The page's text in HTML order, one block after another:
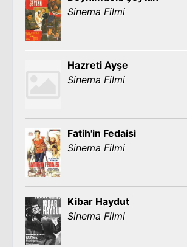
Sinema Filmi
Hazreti Ayşe
Sinema Filmi
Fatih'in Fedaisi
Sinema Filmi
Kibar Haydut
Sinema Filmi